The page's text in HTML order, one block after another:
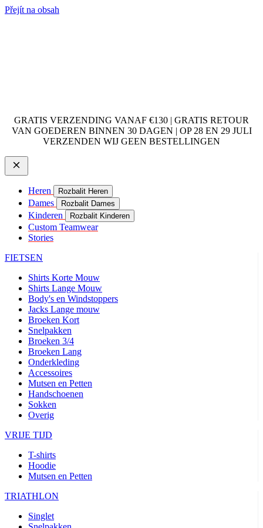
Přejít na obsah
GRATIS VERZENDING VANAF €130 | GRATIS RETOUR
VAN GOEDEREN BINNEN 30 DAGEN | OP 28 EN 29 JULI
VERZENDEN WIJ GEEN BESTELLINGEN
Heren Rozbalit Heren
Dames Rozbalit Dames
Kinderen Rozbalit Kinderen
Custom Teamwear
Stories
FIETSEN
Shirts Korte Mouw
Shirts Lange Mouw
Body's en Windstoppers
Jacks Lange mouw
Broeken Kort
Snelpakken
Broeken 3/4
Broeken Lang
Onderkleding
Accessoires
Mutsen en Petten
Handschoenen
Sokken
Overig
VRIJE TIJD
T-shirts
Hoodie
Mutsen en Petten
TRIATHLON
Singlet